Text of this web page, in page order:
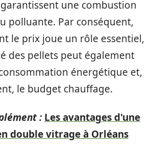
une combustion
polluante. Par conséquent,
le prix joue un rôle essentiel,
des pellets peut également
énergétique et,
le budget chauffage.
: Les avantages d'une
double vitrage à Orléans